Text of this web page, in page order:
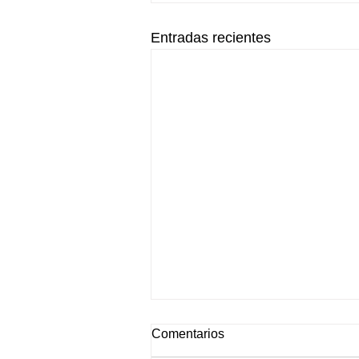
Entradas recientes
Comentarios